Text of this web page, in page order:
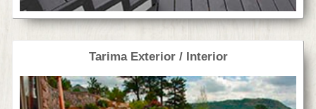
Tarima Exterior / Interior